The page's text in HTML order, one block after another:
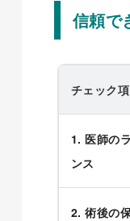
信頼で
チェック
1. 医師の
ンス
2. 術後の